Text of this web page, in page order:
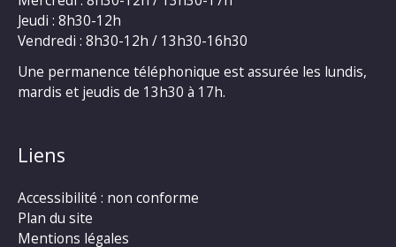
Jeudi : 8h30-12h
Vendredi : 8h30-12h / 13h30-16h30
Une permanence téléphonique est assurée les lundis,
mardis et jeudis de 13h30 à 17h.
Liens
Accessibilité : non conforme
Plan du site
Mentions légales